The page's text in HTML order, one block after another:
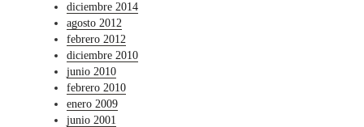
diciembre 2014
agosto 2012
febrero 2012
diciembre 2010
junio 2010
febrero 2010
enero 2009
junio 2001